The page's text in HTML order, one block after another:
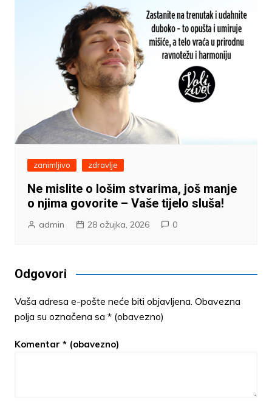
zanimljivo zdravlje
Ne mislite o lošim stvarima, još manje
o njima govorite – Vaše tijelo sluša!
admin 28 ožujka, 2026 0
Odgovori
Vaša adresa e-pošte neće biti objavljena. Obavezna
polja su označena sa * (obavezno)
Komentar * (obavezno)